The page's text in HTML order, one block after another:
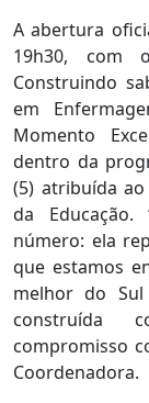
A abertura
19h30, com
Construindo
em
Momento
dentro da
(5) atribuída
da
número: ela
que estamos
melhor do
construída
compromisso
Coordenadora.